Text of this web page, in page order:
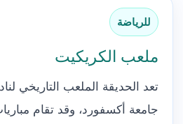
للرياضة
ملعب الكريكيت
تعد الحديقة الملعب التاريخي
جامعة أكسفورد، وقد تقام